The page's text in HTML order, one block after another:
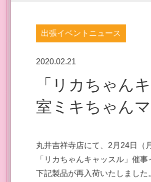
出張イベントニュース
2020.02.21
「リカちゃんキャッスル in 丸井吉祥寺店」お人形教
室ミキちゃん
丸井吉祥寺店にて、2月24日（
「リカちゃんキャッスル」催事
下記製品が再入荷いたしました